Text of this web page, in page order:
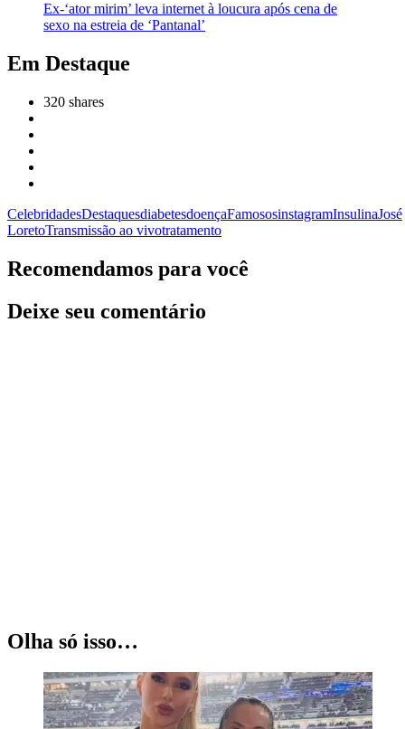
Ex-‘ator mirim’ leva internet à loucura após cena de
sexo na estreia de ‘Pantanal’
Em Destaque
320 shares
CelebridadesDestaquesdiabetesdoençaFamososinstagramInsulinaJosé
LoretoTransmissão ao vivotratamento
Recomendamos para você
Deixe seu comentário
Olha só isso…